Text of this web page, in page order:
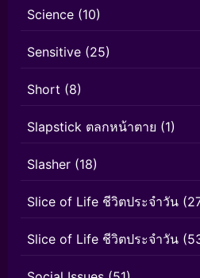
Science (10)
Sensitive (25)
Short (8)
Slapstick ตลกหน้าตาย (1)
Slasher (18)
Slice of Life ชีวิตประจำวัน
Slice of Life ชีวิตประจำวัน